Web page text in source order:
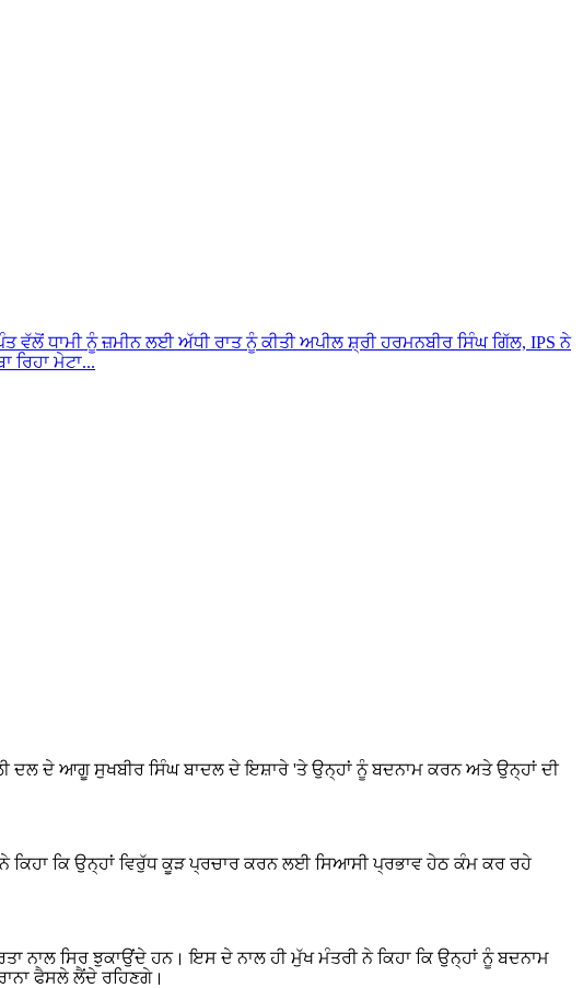
ਵੱਲੋਂ ਧਾਮੀ ਨੂੰ ਜ਼ਮੀਨ ਲਈ ਅੱਧੀ ਰਾਤ ਨੂੰ ਕੀਤੀ ਅਪੀਲ ਸ਼੍ਰੀ ਹਰਮਨਬੀਰ ਸਿੰਘ ਗਿੱਲ, IPS ਨੇ
ਮੇਟਾ...
ਦਲ ਦੇ ਆਗੂ ਸੁਖਬੀਰ ਸਿੰਘ ਬਾਦਲ ਦੇ ਇਸ਼ਾਰੇ 'ਤੇ ਉਨ੍ਹਾਂ ਨੂੰ ਬਦਨਾਮ ਕਰਨ ਅਤੇ ਉਨ੍ਹਾਂ ਦੀ
ਕਿ ਉਨ੍ਹਾਂ ਵਿਰੁੱਧ ਕੂੜ ਪ੍ਰਚਾਰ ਕਰਨ ਲਈ ਸਿਆਸੀ ਪ੍ਰਭਾਵ ਹੇਠ ਕੰਮ ਕਰ ਰਹੇ
ਨਾਲ ਸਿਰ ਝੁਕਾਉਂਦੇ ਹਨ। ਇਸ ਦੇ ਨਾਲ ਹੀ ਮੁੱਖ ਮੰਤਰੀ ਨੇ ਕਿਹਾ ਕਿ ਉਨ੍ਹਾਂ ਨੂੰ ਬਦਨਾਮ
ਫੈਸਲੇ ਲੈਂਦੇ ਰਹਿਣਗੇ।